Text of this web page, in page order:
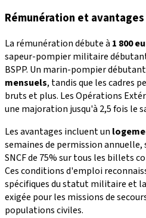
Rémunération et avantages
La rémunération débute à 1 800
sapeur-pompier militaire
BSPP. Un marin-pompier
mensuels, tandis que les cadres
bruts et plus. Les Opérations
une majoration jusqu'à 2,5 fois le
Les avantages incluent un
semaines de permission
SNCF de 75% sur tous les billets
Ces conditions d'emploi
spécifiques du statut militaire et
exigée pour les missions de
populations civiles.